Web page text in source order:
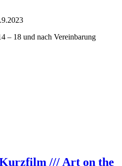
– 18 und nach Vereinbarung
/// Art on the